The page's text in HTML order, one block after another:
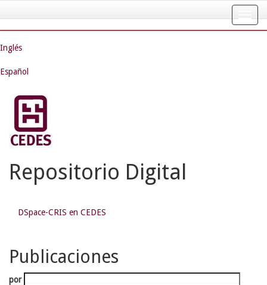
navigation
Inglés
Español
Repositorio Digital
DSpace-CRIS en CEDES
Publicaciones
por